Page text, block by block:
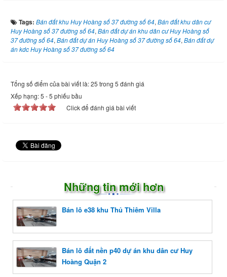
Tags: Bán đất khu Huy Hoàng số 37 đường số 64, Bán đất khu dân cư
Huy Hoàng số 37 đường số 64, Bán đất dự án khu dân cư Huy Hoàng số
37 đường số 64, Bán đất dự án Huy Hoàng số 37 đường số 64, Bán đất dự
án kdc Huy Hoàng số 37 đường số 64
Tổng số điểm của bài viết là: 25 trong 5 đánh giá
Xếp hạng:5 -5 phiếu bầu
Click để đánh giá bài viết
Những tin mới hơn
Bán lô e38 khu Thủ Thiêm Villa
Bán lô đất nền p40 dự án khu dân cư Huy
Hoàng Quận 2